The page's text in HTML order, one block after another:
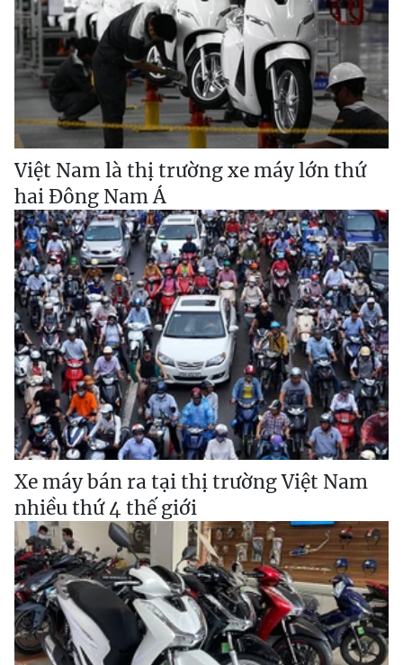
Việt Nam là thị trường xe máy lớn thứ
hai Đông Nam Á
Xe máy bán ra tại thị trường Việt Nam
nhiều thứ 4 thế giới